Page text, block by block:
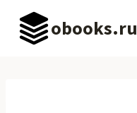
Перейти
содержимому
obooks.ru